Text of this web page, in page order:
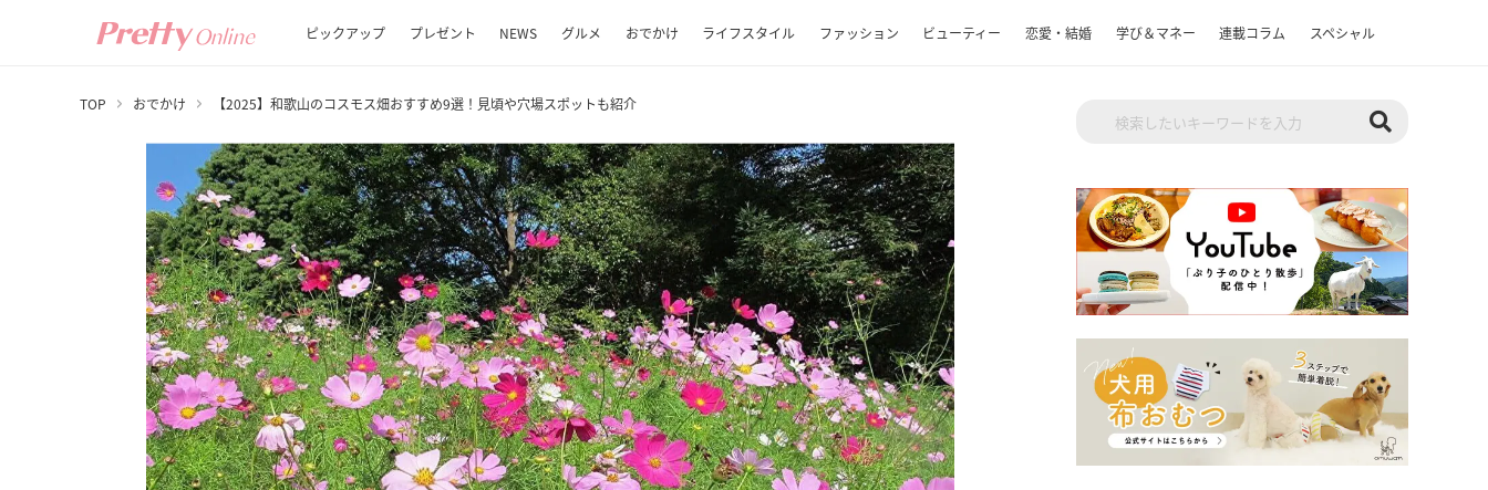
ピックアップ プレゼント NEWS グルメ おでかけ ライフスタイル ファッション ビューティー 恋愛・結婚 学び＆マネー 連載コラム スペシャル
TOP おでかけ 【2025】和歌山のコスモス畑おすすめ9選！見頃や穴場スポットも紹介